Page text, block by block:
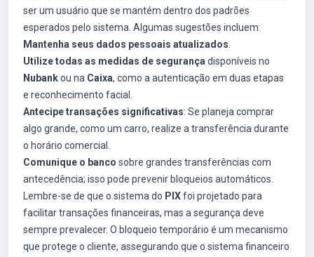
ser um usuário que se mantém dentro dos padrões
esperados pelo sistema. Algumas sugestões incluem:
Mantenha seus dados pessoais atualizados
Utilize todas as medidas de segurança disponíveis no
Nubankou na Caixa, como a autenticação em duas etapas
e reconhecimento facial.
Antecipe transações significativas: Se planeja comprar
algo grande, como um carro, realize a transferência durante
o horário comercial.
Comunique o banco sobre grandes transferências com
antecedência; isso pode prevenir bloqueios automáticos.
Lembre-se de que o sistema do PIXfoi projetado para
facilitar transações financeiras, mas a segurança deve
sempre prevalecer. O bloqueio temporário é um mecanismo
que protege o cliente, assegurando que o sistema financeiro